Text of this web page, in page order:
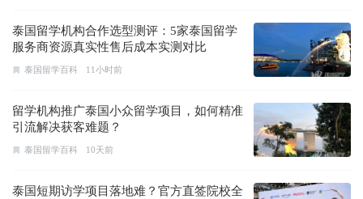
泰国留学机构合作选型测评：5家泰国留学
服务商资源真实性售后成本实测对比
泰国留学百科 11小时前
留学机构推广泰国小众留学项目，如何精准
引流解决获客难题？
泰国留学百科 10天前
泰国短期访学项目落地难？官方直签院校全